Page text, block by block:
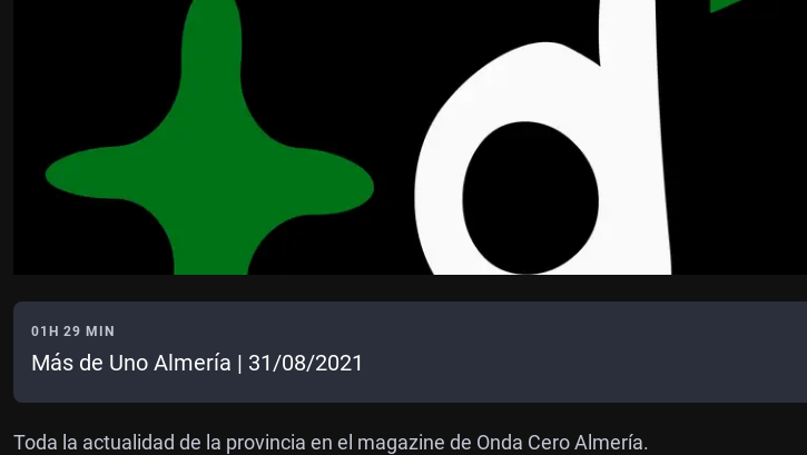
01H 29 MIN
Más de Uno Almería | 31/08/2021
Toda la actualidad de la provincia en el magazine de Onda Cero Almería.